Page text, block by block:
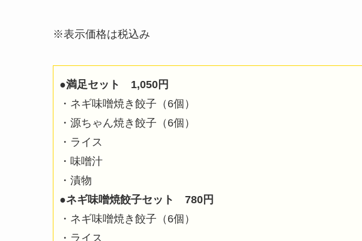
※表示価格は税込み
●満足セット 1,050円
・ネギ味噌焼き餃子（6個）
・源ちゃん焼き餃子（6個）
・ライス
・味噌汁
・漬物
●ネギ味噌焼餃子セット 780円
・ネギ味噌焼き餃子（6個）
・ライス